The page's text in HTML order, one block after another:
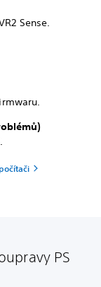
Sense.
PS